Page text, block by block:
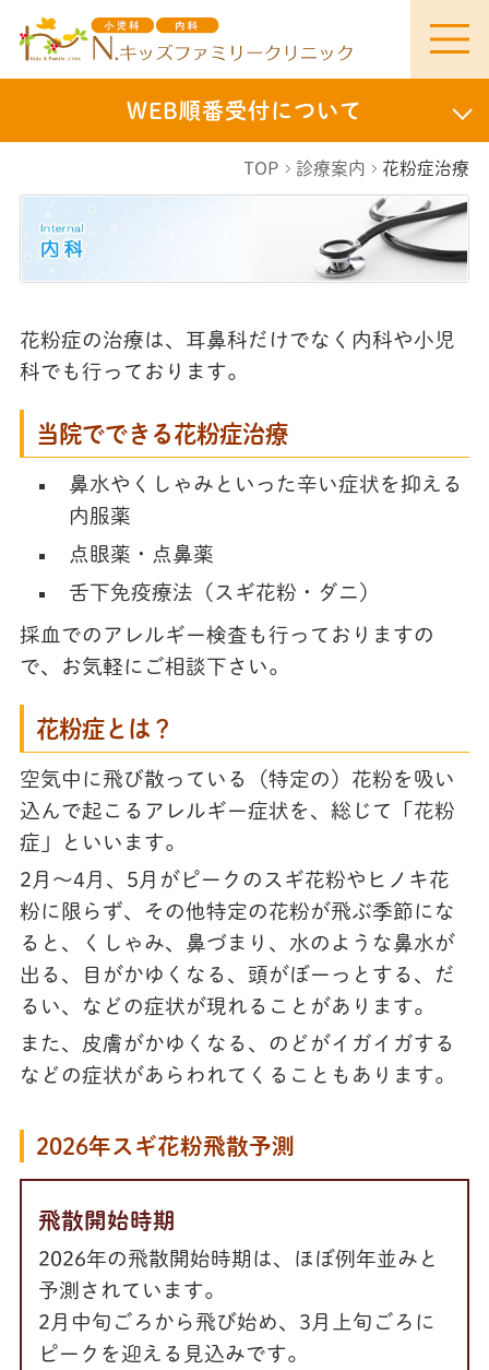
WEB順番受付について
TOP 診療案内 花粉症治療
I
n
n
l
内
科
花粉症の治療は、耳鼻科だけでなく内科や小児
科でも行っております。
当院でできる花粉症治療
鼻水やくしゃみといった辛い症状を抑える
内服薬
点眼薬・点鼻薬
舌下免疫療法（スギ花粉・ダニ）
採血でのアレルギー検査も行っておりますの
で、お気軽にご相談下さい。
花粉症とは？
空気中に飛び散っている（特定の）花粉を吸い
込んで起こるアレルギー症状を、総じて「花粉
症」といいます。
2月～4月、5月がピークのスギ花粉やヒノキ花
粉に限らず、その他特定の花粉が飛ぶ季節にな
ると、くしゃみ、鼻づまり、水のような鼻水が
出る、目がかゆくなる、頭がぼーっとする、だ
るい、などの症状が現れることがあります。
また、皮膚がかゆくなる、のどがイガイガする
などの症状があらわれてくることもあります。
2026年スギ花粉飛散予測
飛散開始時期
2026年の飛散開始時期は、ほぼ例年並みと
予測されています。
2月中旬ごろから飛び始め、3月上旬ごろに
ピークを迎える見込みです。